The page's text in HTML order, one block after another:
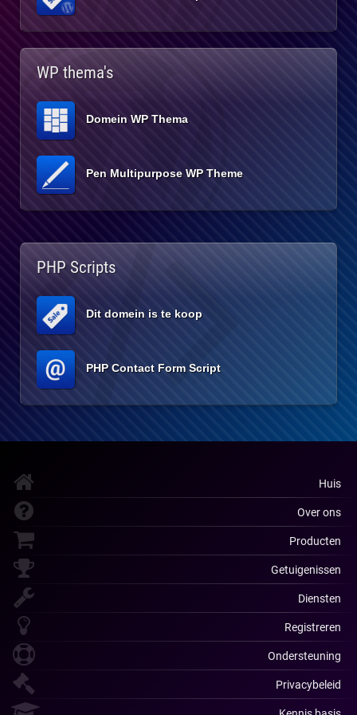
WP thema's
Domein WP Thema
Pen Multipurpose WP Theme
PHP Scripts
Dit domein is te koop
PHP Contact Form Script
Huis
Over ons
Producten
Getuigenissen
Diensten
Registreren
Ondersteuning
Privacybeleid